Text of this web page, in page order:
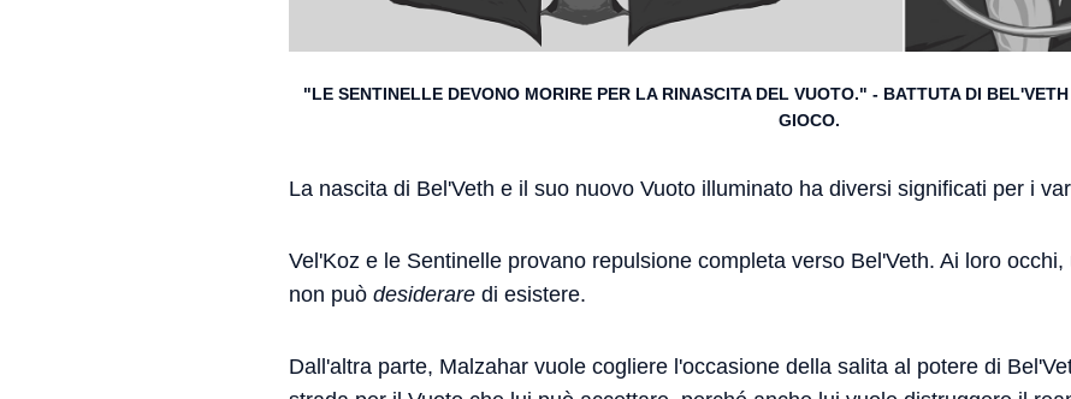
"LE SENTINELLE DEVONO MORIRE PER LA RINASCITA DEL VUOTO." - BATTUTA DI
GIOCO.
La nascita di Bel'Veth e il suo nuovo Vuoto illuminato ha diversi significati per i
Vel'Koz e le Sentinelle provano repulsione completa verso Bel'Veth. Ai loro
non può desiderare di esistere.
Dall'altra parte, Malzahar vuole cogliere l'occasione della salita al potere di